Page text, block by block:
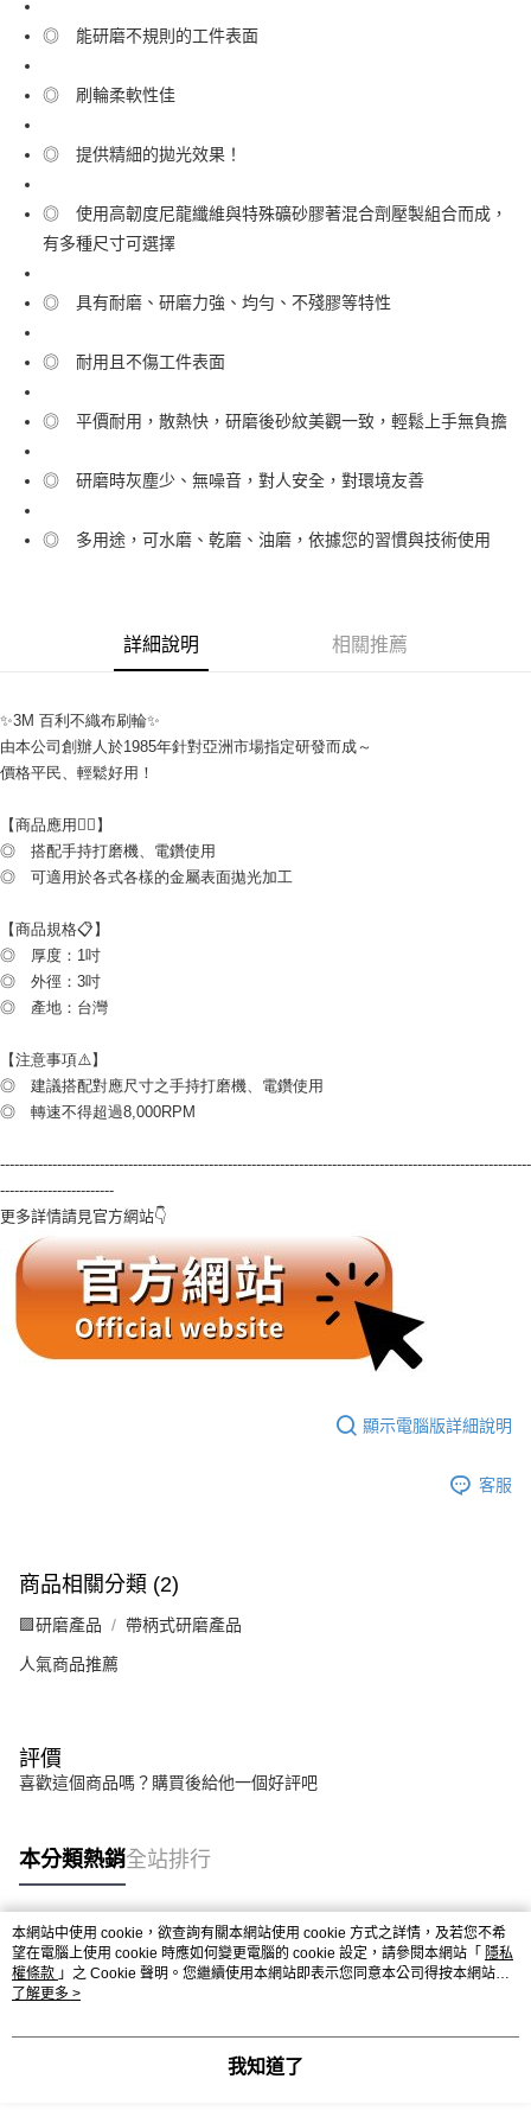
街口支付
每筆NT$60
付款後全家取貨
每筆NT$60
每筆NT$60
付款後7-11取貨
每筆NT$60
新竹物流(大件商品、貨量較大)
每筆NT$200，滿NT$5,000(含以上)免運費
◎ 能研磨不規則的工件表面
◎ 刷輪柔軟性佳
◎ 提供精細的拋光效果！
◎ 使用高韌度尼龍纖維與特殊礦砂膠著混合劑壓製組合而成，
有多種尺寸可選擇
◎ 具有耐磨、研磨力強、均勻、不殘膠等特性
◎ 耐用且不傷工件表面
◎ 平價耐用，散熱快，研磨後砂紋美觀一致，輕鬆上手無負擔
◎ 研磨時灰塵少、無噪音，對人安全，對環境友善
◎ 多用途，可水磨、乾磨、油磨，依據您的習慣與技術使用
詳細說明 相關推薦
✨3M 百利不織布刷輪✨
由本公司創辦人於1985年針對亞洲市場指定研發而成～
價格平民、輕鬆好用！
【商品應用👷‍♂】
◎　搭配手持打磨機、電鑽使用
◎　可適用於各式各樣的金屬表面拋光加工
【商品規格📋】
◎　厚度：1吋
◎　外徑：3吋
◎　產地：台灣
【注意事項⚠️】
◎　建議搭配對應尺寸之手持打磨機、電鑽使用
◎　轉速不得超過8,000RPM
----------------------------------------------------------------------------------------------------------------
------------------------
更多詳情請見官方網站👇
顯示電腦版詳細說明
客服
商品相關分類 (2)
🟪研磨產品 帶柄式研磨產品
人氣商品推薦
評價
喜歡這個商品嗎？購買後給他一個好評吧
本分類熱銷全站排行
熱門標籤
本網站中使用 cookie，欲查詢有關本網站使用 cookie 方式之詳情，及若您不希
望在電腦上使用 cookie 時應如何變更電腦的 cookie 設定，請參閱本網站「 隱私
權條款 」之 Cookie 聲明。您繼續使用本網站即表示您同意本公司得按本網站使
用條款之 Cookie 聲明使用 cookie。
了解更多 >
我知道了